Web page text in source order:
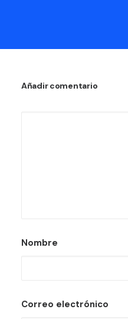
Añadir comentario
Nombre
Correo electrónico